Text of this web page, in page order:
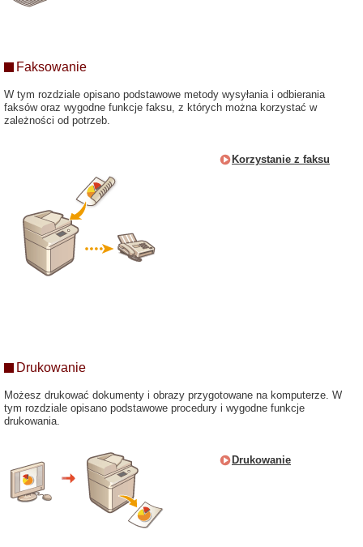
Faksowanie
W tym rozdziale opisano podstawowe metody wysyłania i odbierania
faksów oraz wygodne funkcje faksu, z których można korzystać w
zależności od potrzeb.
Korzystanie z faksu
Drukowanie
Możesz drukować dokumenty i obrazy przygotowane na komputerze. W
tym rozdziale opisano podstawowe procedury i wygodne funkcje
drukowania.
Drukowanie